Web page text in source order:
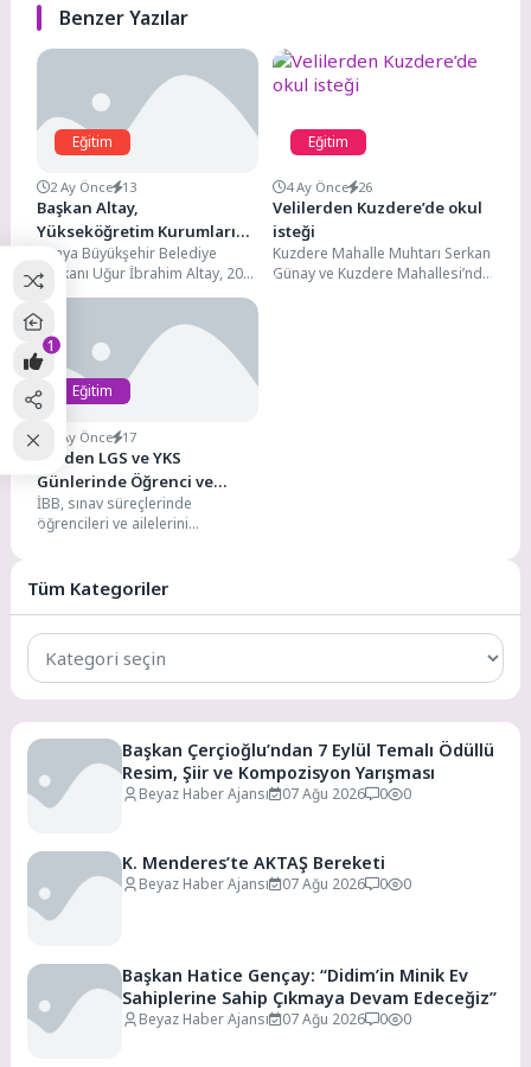
Benzer Yazılar
Eğitim
2 Ay Önce 13
Başkan Altay,
Yükseköğretim Kurumları
Sınavı’na Girecek Tüm
Gençlere Başarılar Diledi
Konya Büyükşehir Belediye
Başkanı Uğur İbrahim Altay, 20
Haziran Cumartesi ve 21 Haziran
Pazar günü...
Eğitim
4 Ay Önce 26
Velilerden Kuzdere’de okul
isteği
Kuzdere Mahalle Muhtarı Serkan
Günay ve Kuzdere Mahallesi’nde
Eğitim
2 Ay Önce 17
İBB’den LGS ve YKS
Günlerinde Öğrenci ve
Ailelerine Kumanya Desteği
İBB, sınav süreçlerinde
öğrencileri ve ailelerini
günlerde, sınav merkezleri...
Tüm Kategoriler
Tüm
Kategoriler
Başkan Çerçioğlu’ndan 7 Eylül Temalı Ödüllü
Resim, Şiir ve Kompozisyon Yarışması
Beyaz Haber Ajansı 07 Ağu 2026 0 0
K. Menderes’te AKTAŞ Bereketi
Beyaz Haber Ajansı 07 Ağu 2026 0 0
Başkan Hatice Gençay: “Didim’in Minik Ev
Sahiplerine Sahip Çıkmaya Devam Edeceğiz”
Beyaz Haber Ajansı 07 Ağu 2026 0 0
1